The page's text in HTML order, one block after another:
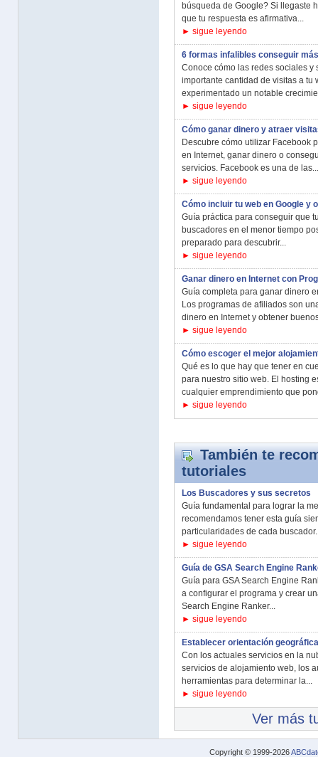
búsqueda de Google? Si llegaste
que tu respuesta es afirmativa...
► sigue leyendo
6 formas infalibles conseguir
Conoce cómo las redes sociales
importante cantidad de visitas a tu
experimentado un notable
► sigue leyendo
Cómo ganar dinero y atraer
Descubre cómo utilizar Facebook
en Internet, ganar dinero o
servicios. Facebook es una de las...
► sigue leyendo
Cómo incluir tu web en Google y
Guía práctica para conseguir que
buscadores en el menor tiempo
preparado para descubrir...
► sigue leyendo
Ganar dinero en Internet con
Guía completa para ganar dinero
Los programas de afiliados son
dinero en Internet y obtener
► sigue leyendo
Cómo escoger el mejor
Qué es lo que hay que tener en
para nuestro sitio web. El hosting
cualquier emprendimiento que
► sigue leyendo
También te
tutoriales
Los Buscadores y sus secretos
Guía fundamental para lograr la
recomendamos tener esta guía
particularidades de cada
► sigue leyendo
Guía de GSA Search Engine
Guía para GSA Search Engine
a configurar el programa y crear
Search Engine Ranker...
► sigue leyendo
Establecer orientación
Con los actuales servicios en la
servicios de alojamiento web, los
herramientas para determinar la...
► sigue leyendo
Ver más
Copyright © 1999-2026